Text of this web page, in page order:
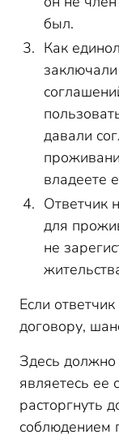
был.
Как
давали
владеете
Ответчик
для
не
Если
договору,
Здесь должно
являетесь ее
расторгнуть
соблюдением